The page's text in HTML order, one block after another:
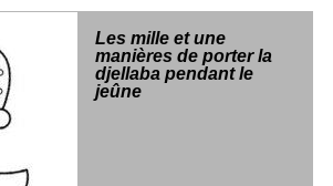
Les mille et une
manières de porter la
djellaba pendant le
jeûne